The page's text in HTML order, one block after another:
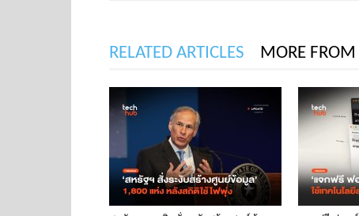
RELATED ARTICLES MORE